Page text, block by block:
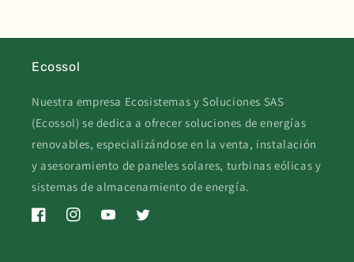
Ecossol
Nuestra empresa Ecosistemas y Soluciones SAS
(Ecossol) se dedica a ofrecer soluciones de energías
renovables, especializándose en la venta, instalación
y asesoramiento de paneles solares, turbinas eólicas y
sistemas de almacenamiento de energía.
FacebookInstagramYouTubeTwitter